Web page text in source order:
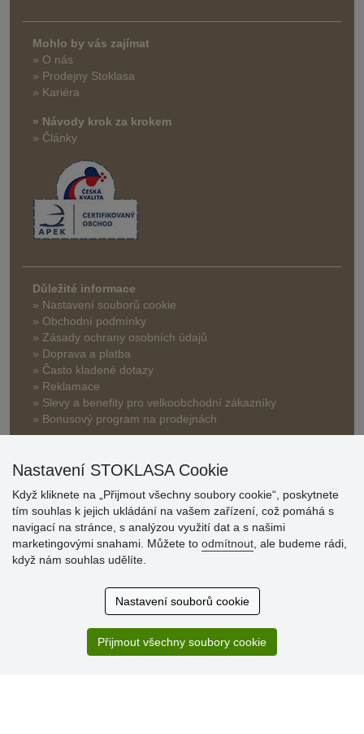
Mohlo by vás zajímat
» O nás
» Prodejny Stoklasa
» Kariéra
» Návody krok za krokem
» Články
Důležité informace
» Nastavení souborů cookie
» Obchodní podmínky
» Zásady ochrany osobních údajů
» Doprava a platba
» Často kladené dotazy
» Reklamace
» Slevy a benefity pro velkoobchodní zákazníky
» Bonusový program na prodejnách
Hodnocení
zákazníků
Super obchod, kvalitní zboží za slušné ceny. Vřele
Nastavení STOKLASA Cookie
Když kliknete na „Přijmout všechny soubory cookie“, poskytnete
tím souhlas k jejich ukládání na vašem zařízení, což pomáhá s
navigací na stránce, s analýzou využití dat a s našimi
marketingovými snahami. Můžete to odmítnout , ale budeme rádi,
když nám souhlas udělíte.
Nastavení souborů cookie
Přijmout všechny soubory cookie